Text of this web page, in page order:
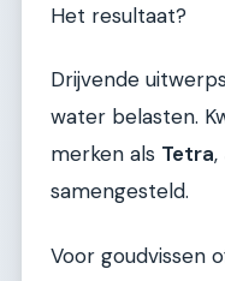
Het resultaat?
Drijvende
water belasten.
merken als Tetra,
samengesteld.
Voor goudvissen